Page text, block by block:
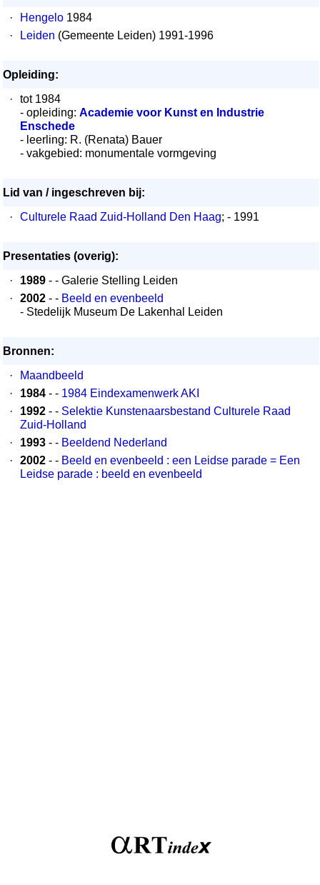
·
Hengelo 1984
·
Leiden (Gemeente Leiden) 1991-1996
Opleiding:
·
tot 1984
- opleiding: Academie voor Kunst en Industrie
Enschede
- leerling: R. (Renata) Bauer
- vakgebied: monumentale vormgeving
Lid van / ingeschreven bij:
·
Culturele Raad Zuid-Holland Den Haag; - 1991
Presentaties (overig):
·
1989 - - Galerie Stelling Leiden
·
2002 - - Beeld en evenbeeld
- Stedelijk Museum De Lakenhal Leiden
Bronnen:
·
Maandbeeld
·
1984 - - 1984 Eindexamenwerk AKI
·
1992 - - Selektie Kunstenaarsbestand Culturele Raad
Zuid-Holland
·
1993 - - Beeldend Nederland
·
2002 - - Beeld en evenbeeld : een Leidse parade = Een
Leidse parade : beeld en evenbeeld